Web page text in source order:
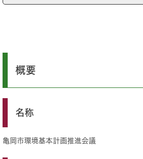
概要
名称
亀岡市環境基本計画推進会議